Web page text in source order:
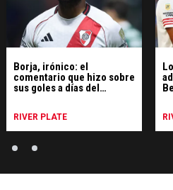
Borja, irónico: el
comentario que hizo sobre
sus goles a días del
RIVER PLATE